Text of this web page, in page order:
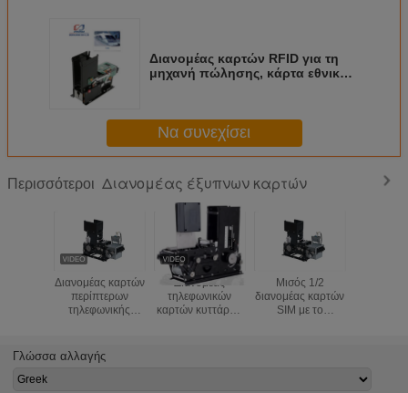
Διανομέας καρτών RFID για τη
μηχανή πώλησης, κάρτα εθνικών
Να συνεχίσει
Περισσότεροι Διανομέας έξυπνων καρτών
Διανομέας καρτών
περίπτερων
τηλεφωνικής
λειτουργία
ανάγνωσης
Διανομέας
τηλεφωνικών
καρτών κυττάρων
Μισός 1/2
διανομέας καρτών
SIM με το
Γλώσσα αλλαγής